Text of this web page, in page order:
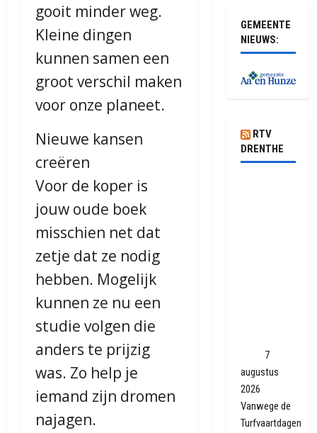
gooit minder weg.
Kleine dingen
kunnen samen een
groot verschil maken
voor onze planeet.
Nieuwe kansen
creëren
Voor de koper is
jouw oude boek
misschien net dat
zetje dat ze nodig
hebben. Mogelijk
kunnen ze nu een
studie volgen die
anders te prijzig
was. Zo help je
iemand zijn dromen
najagen.
GEMEENTE
NIEUWS:
RTV
DRENTHE
7
augustus
2026
Vanwege de
Turfvaartdagen